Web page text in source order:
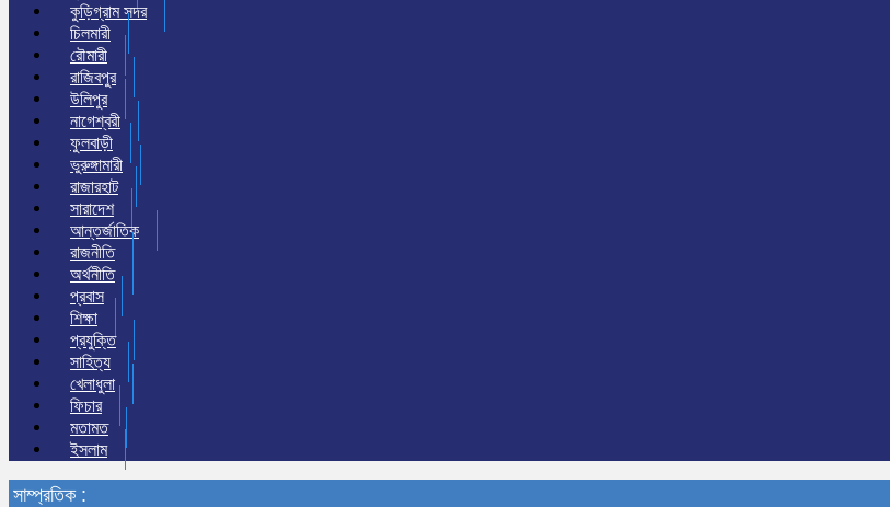
কুড়িগ্রাম সদর
চিলমারী
রৌমারী
রাজিবপুর
উলিপুর
নাগেশ্বরী
ফুলবাড়ী
ভুরুঙ্গামারী
রাজারহাট
সারাদেশ
আন্তর্জাতিক
রাজনীতি
অর্থনীতি
প্রবাস
শিক্ষা
প্রযুক্তি
সাহিত্য
খেলাধুলা
ফিচার
মতামত
ইসলাম
সাম্প্রতিক :